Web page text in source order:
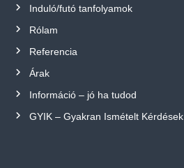
Induló/futó tanfolyamok
Rólam
Referencia
Árak
Információ – jó ha tudod
GYIK – Gyakran Ismételt Kérdések